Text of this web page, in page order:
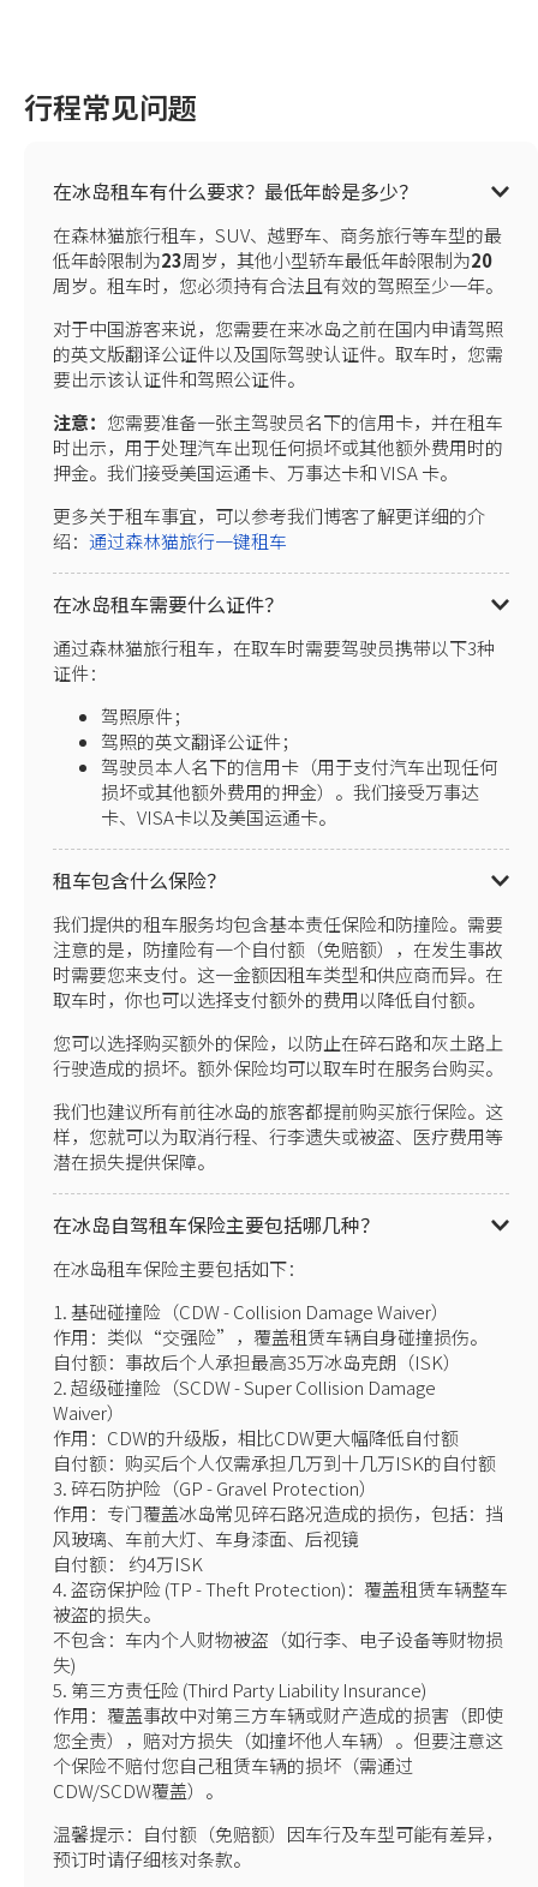
行程常见问题
在冰岛租车有什么要求？最低年龄是多少？
在森林猫旅行租车，SUV、越野车、商务旅行等车型的最
低年龄限制为23周岁，其他小型轿车最低年龄限制为20
周岁。租车时，您必须持有合法且有效的驾照至少一年。
对于中国游客来说，您需要在来冰岛之前在国内申请驾照
的英文版翻译公证件以及国际驾驶认证件。取车时，您需
要出示该认证件和驾照公证件。
注意： 您需要准备一张主驾驶员名下的信用卡，并在租车
时出示，用于处理汽车出现任何损坏或其他额外费用时的
押金。我们接受美国运通卡、万事达卡和 VISA 卡。
更多关于租车事宜，可以参考我们博客了解更详细的介
绍： 通过森林猫旅行一键租车
在冰岛租车需要什么证件？
通过森林猫旅行租车，在取车时需要驾驶员携带以下3种
证件：
驾照原件；
驾照的英文翻译公证件；
驾驶员本人名下的信用卡（用于支付汽车出现任何
损坏或其他额外费用的押金）。我们接受万事达
卡、VISA卡以及美国运通卡。
租车包含什么保险？
我们提供的租车服务均包含基本责任保险和防撞险。需要
注意的是，防撞险有一个自付额（免赔额），在发生事故
时需要您来支付。这一金额因租车类型和供应商而异。在
取车时，你也可以选择支付额外的费用以降低自付额。
您可以选择购买额外的保险，以防止在碎石路和灰土路上
行驶造成的损坏。额外保险均可以取车时在服务台购买。
我们也建议所有前往冰岛的旅客都提前购买旅行保险。这
样，您就可以为取消行程、行李遗失或被盗、医疗费用等
潜在损失提供保障。
在冰岛自驾租车保险主要包括哪几种？
在冰岛租车保险主要包括如下：
1. 基础碰撞险（CDW - Collision Damage Waiver）
作用：类似“交强险”，覆盖租赁车辆自身碰撞损伤。
自付额：事故后个人承担最高35万冰岛克朗（ISK）
2. 超级碰撞险（SCDW - Super Collision Damage
Waiver）
作用：CDW的升级版，相比CDW更大幅降低自付额
自付额：购买后个人仅需承担几万到十几万ISK的自付额
3. 碎石防护险（GP - Gravel Protection）
作用：专门覆盖冰岛常见碎石路况造成的损伤，包括：挡
风玻璃、车前大灯、车身漆面、后视镜
自付额： 约4万ISK
4. 盗窃保护险 (TP - Theft Protection)：覆盖租赁车辆整车
被盗的损失。
不包含：车内个人财物被盗（如行李、电子设备等财物损
失)
5. 第三方责任险 (Third Party Liability Insurance)
作用：覆盖事故中对第三方车辆或财产造成的损害（即使
您全责），赔对方损失（如撞坏他人车辆）。但要注意这
个保险不赔付您自己租赁车辆的损坏（需通过
CDW/SCDW覆盖）。
温馨提示：自付额（免赔额）因车行及车型可能有差异，
预订时请仔细核对条款。